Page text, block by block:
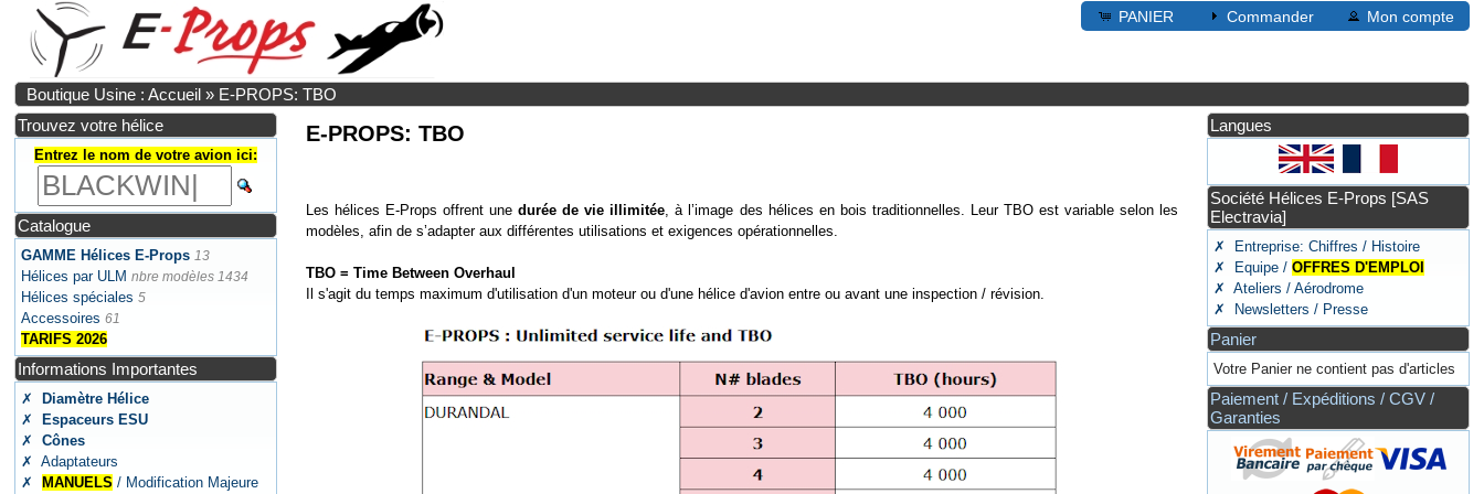
PANIER Commander Mon compte
Boutique Usine : Accueil » E-PROPS: TBO
Trouvez votre hélice
Entrez le nom de votre avion ici:
Catalogue
GAMME Hélices E-Props 13
Hélices par ULM nbre modèles 1434
Hélices spéciales 5
Accessoires 61
TARIFS 2026
Informations Importantes
✗
Diamètre Hélice
✗
Espaceurs ESU
✗
Cônes
✗ Adaptateurs
✗
MANUELS / Modification Majeure
E-PROPS: TBO
Les hélices E-Props offrent unedurée de vie illimitée, à l’image des hélices en bois traditionnelles. Leur TBO est variable selon les
modèles, afin de s’adapter aux différentes utilisations et exigences opérationnelles.
TBO = Time Between Overhaul
Il s'agit du temps maximum d'utilisation d'un moteur ou d'une hélice d'avion entre ou avant une inspection / révision.
Langues
Société Hélices E-Props [SAS
Electravia]
✗ Entreprise: Chiffres / Histoire
✗ Equipe /OFFRES D'EMPLOI
✗ Ateliers / Aérodrome
✗ Newsletters / Presse
Panier
Votre Panier ne contient pas d'articles
Paiement / Expéditions / CGV /
Garanties